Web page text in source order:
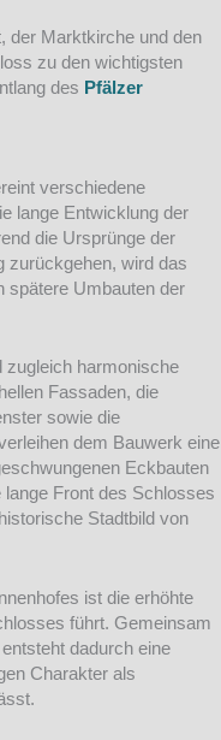
der Marktkirche und den
zu den wichtigsten
des Pfälzer
verschiedene
lange Entwicklung der
die Ursprünge der
zurückgehen, wird das
spätere Umbauten der
zugleich harmonische
Fassaden, die
sowie die
dem Bauwerk eine
Eckbauten
Front des Schlosses
Stadtbild von
ist die erhöhte
führt. Gemeinsam
dadurch eine
Charakter als